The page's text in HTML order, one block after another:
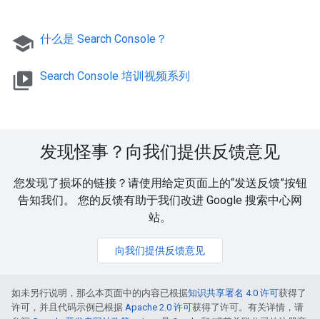
school 什么是 Search Console？
video_library Search Console 培训视频系列
发现怪事？向我们提供反馈意见
您发现了损坏的链接？请使用给定页面上的“发送反馈”按钮
告知我们。 您的反馈有助于我们改进 Google 搜索中心网
站。
向我们提供反馈意见
如未另行说明，那么本页面中的内容已根据知识共享署名 4.0 许可获得了
许可，并且代码示例已根据 Apache 2.0 许可获得了许可。有关详情，请